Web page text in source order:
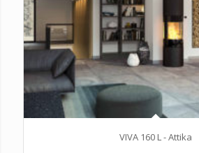
VIVA 160 L - Attika